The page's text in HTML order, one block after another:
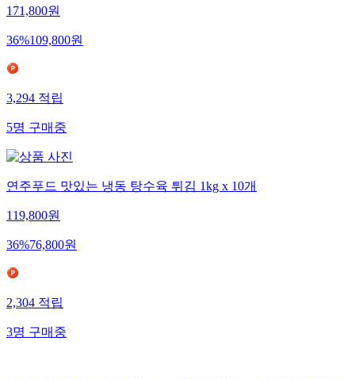
171,800원
36%109,800원
3,294적립
5명구매중
연주푸드 맛있는 냉동 탕수육 튀김 1kg x 10개
119,800원
36%76,800원
2,304적립
3명구매중